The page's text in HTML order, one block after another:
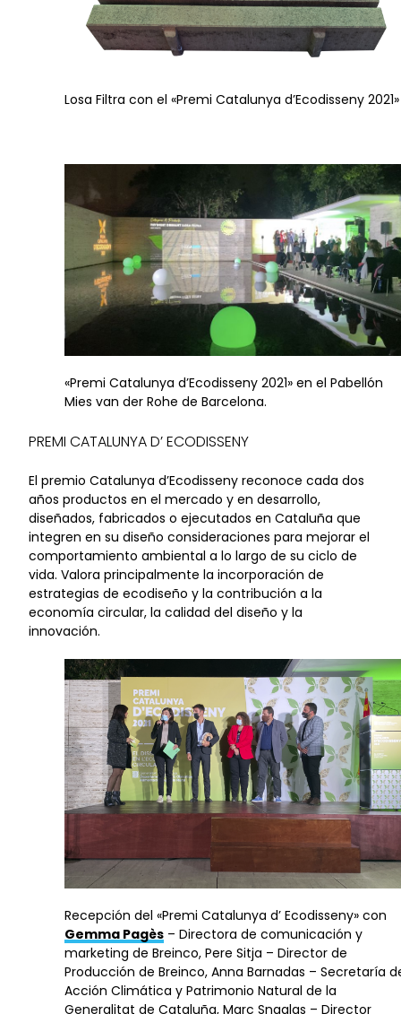
Losa Filtra con el «Premi Catalunya d’Ecodisseny 2021»
«Premi Catalunya d’Ecodisseny 2021» en el Pabellón
Mies van der Rohe de Barcelona.
PREMI CATALUNYA D’ ECODISSENY
El premio Catalunya d’Ecodisseny reconoce cada dos
años productos en el mercado y en desarrollo,
diseñados, fabricados o ejecutados en Cataluña que
integren en su diseño consideraciones para mejorar el
comportamiento ambiental a lo largo de su ciclo de
vida. Valora principalmente la incorporación de
estrategias de ecodiseño y la contribución a la
economía circular, la calidad del diseño y la
innovación.
Recepción del «Premi Catalunya d’ Ecodisseny» con
Gemma Pagès – Directora de comunicación y
marketing de Breinco, Pere Sitja – Director de
Producción de Breinco, Anna Barnadas – Secretaría
Acción Climática y Patrimonio Natural de la
Generalitat de Cataluña, Marc Snaglas – Director